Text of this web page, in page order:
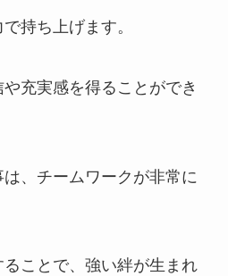
持ち上げます。
充実感を得ることができ
、チームワークが非常に
ことで、強い絆が生まれ